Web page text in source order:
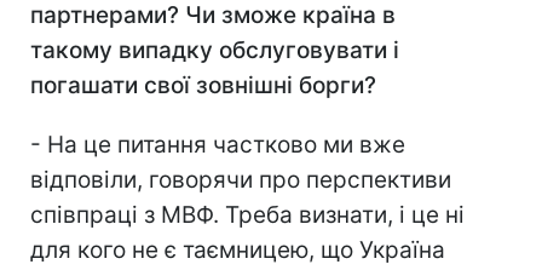
партнерами? Чи зможе країна в
такому випадку обслуговувати і
погашати свої зовнішні борги?
- На це питання частково ми вже
відповіли, говорячи про перспективи
співпраці з МВФ. Треба визнати, і це ні
для кого не є таємницею, що Україна